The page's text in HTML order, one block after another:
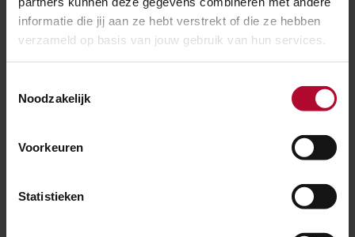
informatie die jij aan ze hebt verstrekt of die ze hebben
verzameld op basis van jouw gebruik van hun services.
Noodzakelijk
Voorkeuren
Statistieken